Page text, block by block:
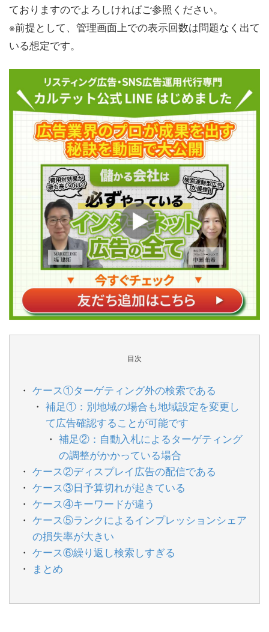
ておりますのでよろしければご参照ください。
※前提として、管理画面上での表示回数は問題なく出て
いる想定です。
目次
ケース①ターゲティング外の検索である
補足①：別地域の場合も地域設定を変更し
て広告確認することが可能です
補足②：自動入札によるターゲティング
の調整がかかっている場合
ケース②ディスプレイ広告の配信である
ケース③日予算切れが起きている
ケース④キーワードが違う
ケース⑤ランクによるインプレッションシェア
の損失率が大きい
ケース⑥繰り返し検索しすぎる
まとめ